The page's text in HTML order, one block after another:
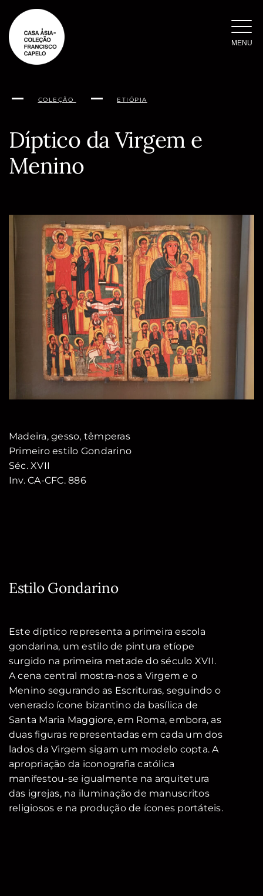
para
conteúdo
MENU
COLEÇÃO ETIÓPIA
Díptico da Virgem e
Menino
Madeira, gesso, têmperas
Primeiro estilo Gondarino
Séc. XVII
Inv. CA-CFC. 886
Estilo Gondarino
Este díptico representa a primeira escola
gondarina, um estilo de pintura etíope
surgido na primeira metade do século XVII.
A cena central mostra-nos a Virgem e o
Menino segurando as Escrituras, seguindo o
venerado ícone bizantino da basílica de
Santa Maria Maggiore, em Roma, embora, as
duas figuras representadas em cada um dos
lados da Virgem sigam um modelo copta. A
apropriação da iconografia católica
manifestou-se igualmente na arquitetura
das igrejas, na iluminação de manuscritos
religiosos e na produção de ícones portáteis.